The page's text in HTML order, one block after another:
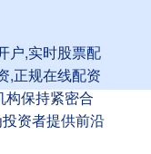
户,实时股票配
,正规在线配资
构保持紧密合
资者提供前沿